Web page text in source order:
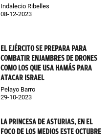
Indalecio Ribelles
08-12-2023
EL EJÉRCITO SE PREPARA PARA
COMBATIR ENJAMBRES DE DRONES
COMO LOS QUE USA HAMÁS PARA
ATACAR ISRAEL
Pelayo Barro
29-10-2023
LA PRINCESA DE ASTURIAS, EN EL
FOCO DE LOS MEDIOS ESTE OCTUBRE